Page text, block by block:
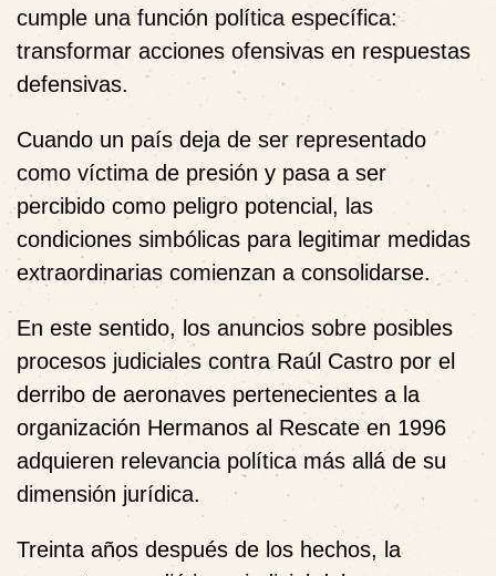
cumple una función política específica:
transformar acciones ofensivas en respuestas
defensivas.
Cuando un país deja de ser representado
como víctima de presión y pasa a ser
percibido como peligro potencial, las
condiciones simbólicas para legitimar medidas
extraordinarias comienzan a consolidarse.
En este sentido, los anuncios sobre posibles
procesos judiciales contra Raúl Castro por el
derribo de aeronaves pertenecientes a la
organización Hermanos al Rescate en 1996
adquieren relevancia política más allá de su
dimensión jurídica.
Treinta años después de los hechos, la